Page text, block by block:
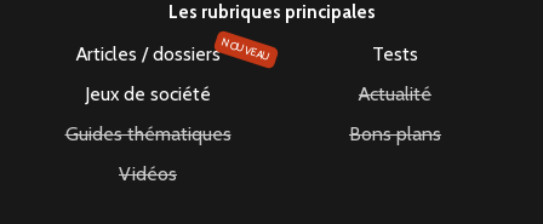
Les rubriques principales
Articles / dossiersNOUVEAU
Tests
Jeux de société
Actualité
Guides thématiques
Bons plans
Vidéos